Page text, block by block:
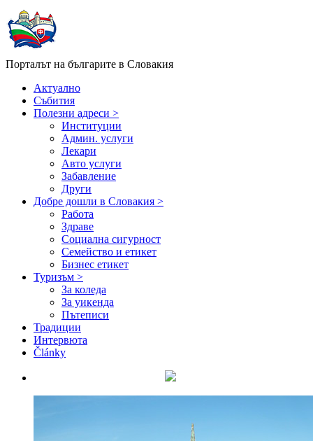
Порталът на българите в Словакия
Актуално
Събития
Полезни адреси >
Институции
Админ. услуги
Лекари
Авто услуги
Забавление
Други
Добре дошли в Словакия >
Работа
Здраве
Социална сигурност
Семейство и етикет
Бизнес етикет
Туризъм >
За коледа
За уикенда
Пътеписи
Традиции
Интервюта
Články